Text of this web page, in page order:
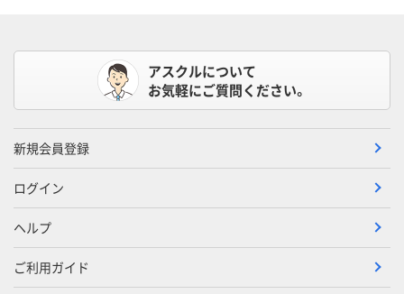
アスクルについて
お気軽にご質問ください。
新規会員登録
ログイン
ヘルプ
ご利用ガイド